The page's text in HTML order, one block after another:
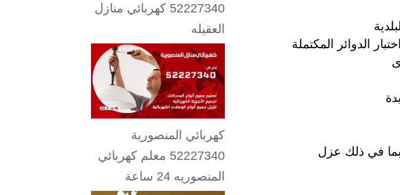
الدوائر المكتملة
بما في ذلك عزل
52227340 كهربائي منازل
العقيله
كهربائي المنصورية
52227340 معلم كهربائي
المنصوريه 24 ساعة